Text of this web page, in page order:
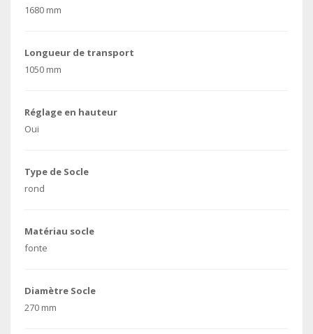
1680 mm
Longueur de transport
1050 mm
Réglage en hauteur
Oui
Type de Socle
rond
Matériau socle
fonte
Diamètre Socle
270 mm